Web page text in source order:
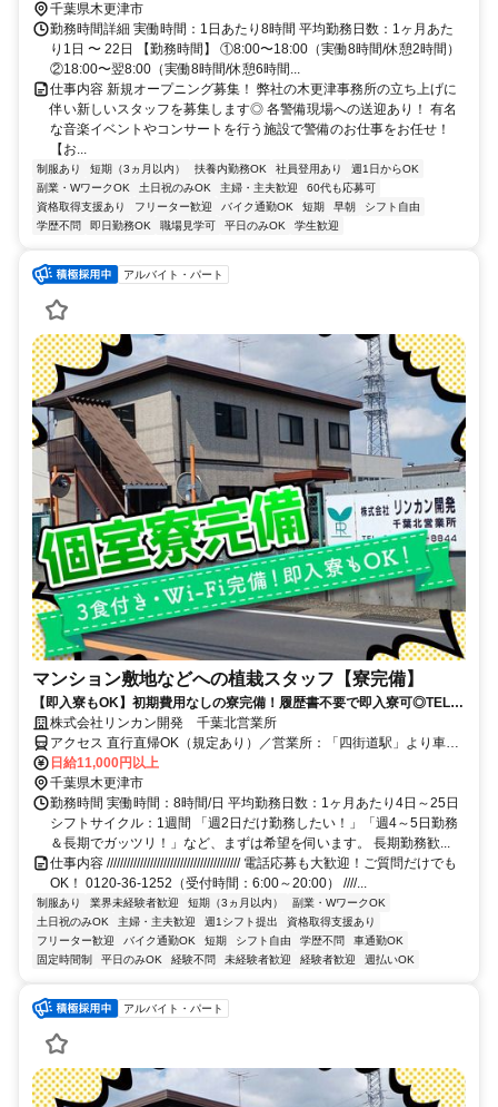
千葉県木更津市
勤務時間詳細 実働時間：1日あたり8時間 平均勤務日数：1ヶ月あた
り1日 〜 22日 【勤務時間】 ①8:00〜18:00（実働8時間/休憩2時間）
②18:00〜翌8:00（実働8時間/休憩6時間...
仕事内容 新規オープニング募集！ 弊社の木更津事務所の立ち上げに
伴い新しいスタッフを募集します◎ 各警備現場への送迎あり！ 有名
な音楽イベントやコンサートを行う施設で警備のお仕事をお任せ！
【お...
制服あり 短期（3ヵ月以内） 扶養内勤務OK 社員登用あり
週1日からOK
副業・WワークOK
土日祝のみOK 主婦・主夫歓迎
60代も応募可
資格取得支援あり
フリーター歓迎 バイク通勤OK 短期 早朝
シフト自由
学歴不問
即日勤務OK 職場見学可 平日のみOK 学生歓迎
アルバイト・パート
マンション敷地などへの植栽スタッフ【寮完備】
【即入寮もOK】初期費用なしの寮完備！履歴書不要で即入寮可◎TEL：
0120-36-1252
株式会社リンカン開発 千葉北営業所
アクセス 直行直帰OK（規定あり）／営業所：「四街道駅」より車で
10分
日給11,000円以上
千葉県木更津市
勤務時間 実働時間：8時間/日 平均勤務日数：1ヶ月あたり4日～25日
シフトサイクル：1週間 「週2日だけ勤務したい！」「週4～5日勤務
＆長期でガッツリ！」など、まずは希望を伺います。 長期勤務歓...
仕事内容 //////////////////////////////////////// 電話応募も大歓迎！ご質問だけでも
OK！ 0120-36-1252（受付時間：6:00～20:00） ////...
制服あり 業界未経験者歓迎 短期（3ヵ月以内）
副業・WワークOK
土日祝のみOK
主婦・主夫歓迎 週1シフト提出
資格取得支援あり
フリーター歓迎
バイク通勤OK 短期 シフト自由 学歴不問
車通勤OK
固定時間制
平日のみOK 経験不問 未経験者歓迎 経験者歓迎 週払いOK
アルバイト・パート